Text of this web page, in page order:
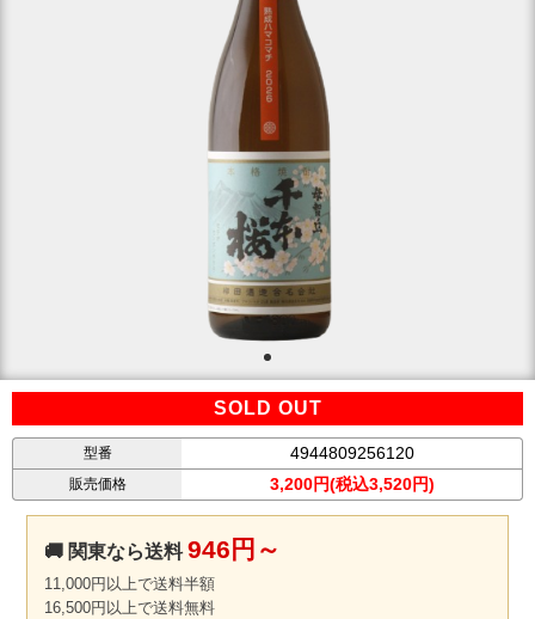
SOLD OUT
型番 4944809256120
販売価格 3,200円(税込3,520円)
🚚 関東なら送料946円～
11,000円以上で送料半額
16,500円以上で送料無料